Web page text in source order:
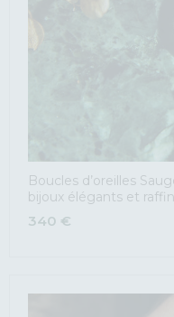
Boucles d’oreilles
bijoux élégants et
340 €